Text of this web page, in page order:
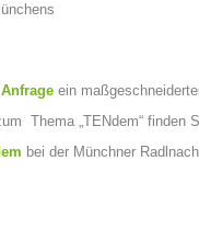
Anfrage ein
Thema „TENdem“ finden
bei der Münchner